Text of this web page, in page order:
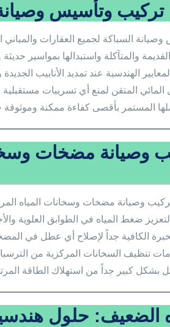
تركيب وتأسيس وصيانة
السباكة لجميع العقارات والمباني
والمتآكلة واستبدالها بمواسير
الهندسية عند تمديد الأنابيب
المائي المتقن لمنع أي تسريبات
المستمر بأقصى كفاءة ممكنة وموثوقة
وصيانة مضخات
وصيانة مضخات وسخانات المياه
ضغط المياه في الطوابق العلوية
الكافية جداً لإصلاح أي عطل في
تنظيف السخانات المركزية من
بشكل كبير جداً من استهلاك الطاقة
الضعيف: حلول